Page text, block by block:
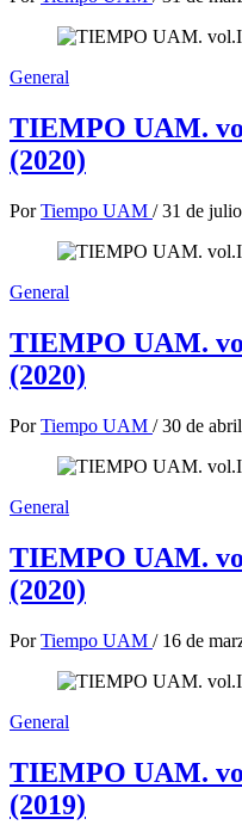
General
TIEMPO UAM.
(2020)
Por Tiempo UAM / 31 de
General
TIEMPO UAM.
(2020)
Por Tiempo UAM / 30 de
General
TIEMPO UAM.
(2020)
Por Tiempo UAM / 16 de
General
TIEMPO UAM.
(2019)